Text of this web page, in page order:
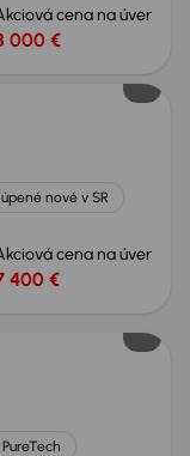
cena na úver
000 €
nové v SR
cena na úver
400 €
PureTech